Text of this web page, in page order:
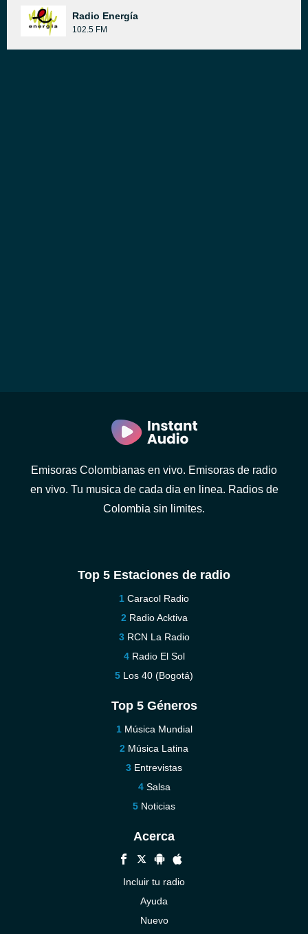
Radio Energía
102.5 FM
Emisoras Colombianas en vivo. Emisoras de radio
en vivo. Tu musica de cada dia en linea. Radios de
Colombia sin limites.
Top 5 Estaciones de radio
Caracol Radio
Radio Acktiva
RCN La Radio
Radio El Sol
Los 40 (Bogotá)
Top 5 Géneros
Música Mundial
Música Latina
Entrevistas
Salsa
Noticias
Acerca
Incluir tu radio
Ayuda
Nuevo